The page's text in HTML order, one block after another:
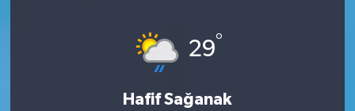
29°
Hafif Sağanak